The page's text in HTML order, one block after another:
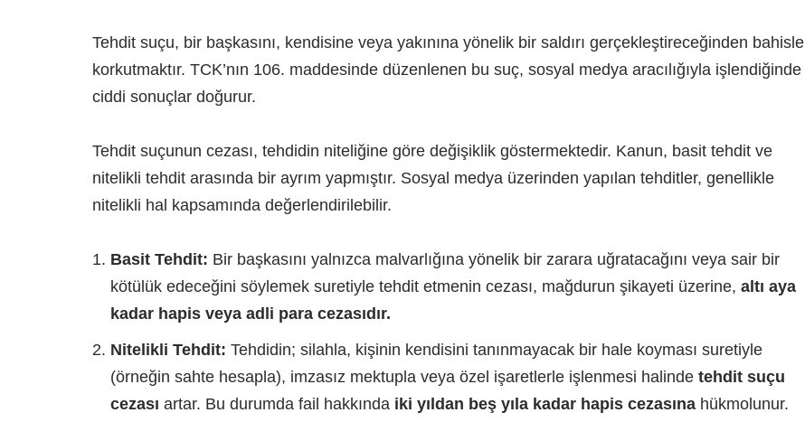
Tehdit suçu, bir başkasını, kendisine veya yakınına yönelik bir saldırı gerçekleştireceğinden bahisle
korkutmaktır. TCK’nın 106. maddesinde düzenlenen bu suç, sosyal medya aracılığıyla işlendiğinde
ciddi sonuçlar doğurur.
Tehdit suçunun cezası, tehdidin niteliğine göre değişiklik göstermektedir. Kanun, basit tehdit ve
nitelikli tehdit arasında bir ayrım yapmıştır. Sosyal medya üzerinden yapılan tehditler, genellikle
nitelikli hal kapsamında değerlendirilebilir.
Basit Tehdit: Bir başkasını yalnızca malvarlığına yönelik bir zarara uğratacağını veya sair bir
kötülük edeceğini söylemek suretiyle tehdit etmenin cezası, mağdurun şikayeti üzerine, altı aya
kadar hapis veya adli para cezasıdır.
Nitelikli Tehdit: Tehdidin; silahla, kişinin kendisini tanınmayacak bir hale koyması suretiyle
(örneğin sahte hesapla), imzasız mektupla veya özel işaretlerle işlenmesi halinde tehdit suçu
cezası artar. Bu durumda fail hakkında iki yıldan beş yıla kadar hapis cezasına hükmolunur.